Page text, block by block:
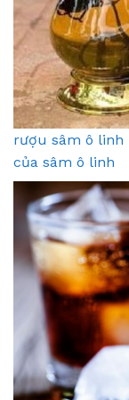
rượu sâm ô linh
của sâm ô linh